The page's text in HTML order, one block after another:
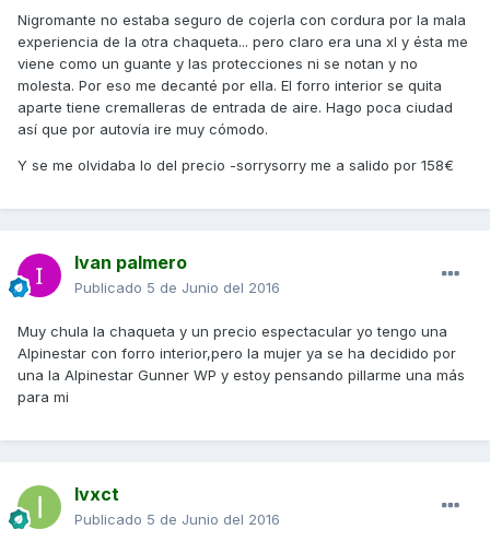
Nigromante no estaba seguro de cojerla con cordura por la mala
experiencia de la otra chaqueta... pero claro era una xl y ésta me
viene como un guante y las protecciones ni se notan y no
molesta. Por eso me decanté por ella. El forro interior se quita
aparte tiene cremalleras de entrada de aire. Hago poca ciudad
así que por autovía ire muy cómodo.
Y se me olvidaba lo del precio -sorrysorry me a salido por 158€
Ivan palmero
Publicado 5 de Junio del 2016
Muy chula la chaqueta y un precio espectacular yo tengo una
Alpinestar con forro interior,pero la mujer ya se ha decidido por
una la Alpinestar Gunner WP y estoy pensando pillarme una más
para mi
Ivxct
Publicado 5 de Junio del 2016